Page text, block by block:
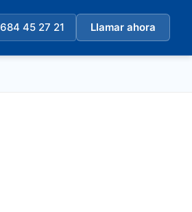
684 45 27 21 Llamar ahora